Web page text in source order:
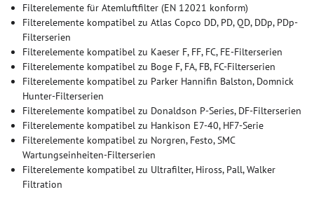
Filterelemente für Atemluftfilter (EN 12021 konform)
Filterelemente kompatibel zu Atlas Copco DD, PD, QD, DDp, PDp-
Filterserien
Filterelemente kompatibel zu Kaeser F, FF, FC, FE-Filterserien
Filterelemente kompatibel zu Boge F, FA, FB, FC-Filterserien
Filterelemente kompatibel zu Parker Hannifin Balston, Domnick
Hunter-Filterserien
Filterelemente kompatibel zu Donaldson P-Series, DF-Filterserien
Filterelemente kompatibel zu Hankison E7-40, HF7-Serie
Filterelemente kompatibel zu Norgren, Festo, SMC
Wartungseinheiten-Filterserien
Filterelemente kompatibel zu Ultrafilter, Hiross, Pall, Walker
Filtration